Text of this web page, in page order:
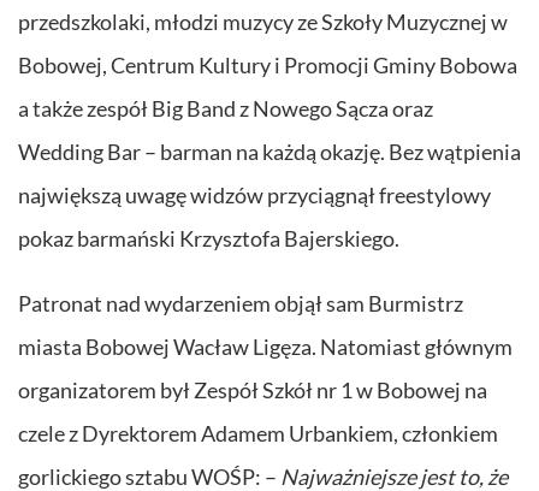
przedszkolaki, młodzi muzycy ze Szkoły Muzycznej w
Bobowej, Centrum Kultury i Promocji Gminy Bobowa
a także zespół Big Band z Nowego Sącza oraz
Wedding Bar – barman na każdą okazję. Bez wątpienia
największą uwagę widzów przyciągnął freestylowy
pokaz barmański Krzysztofa Bajerskiego.
Patronat nad wydarzeniem objął sam Burmistrz
miasta Bobowej Wacław Ligęza. Natomiast głównym
organizatorem był Zespół Szkół nr 1 w Bobowej na
czele z Dyrektorem Adamem Urbankiem, członkiem
gorlickiego sztabu WOŚP: – Najważniejsze jest to, że